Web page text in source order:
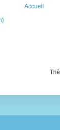
Accueil